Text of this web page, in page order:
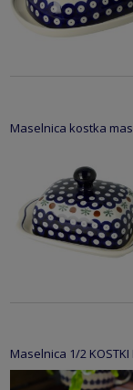
Maselnica kostka
Maselnica 1/2 KOSTKI